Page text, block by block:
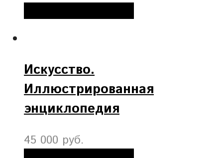
Искусство.
Иллюстрированная
энциклопедия
45 000 руб.